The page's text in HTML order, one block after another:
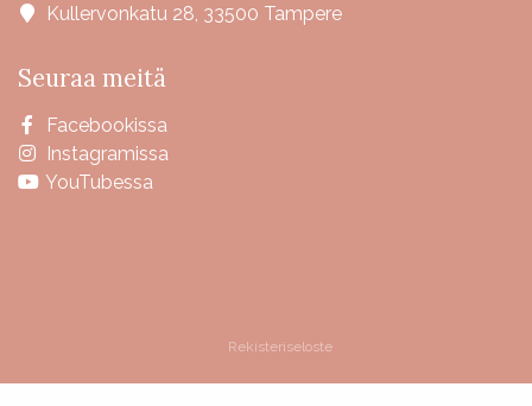
Kullervonkatu 28, 33500 Tampere
Seuraa meitä
Facebookissa
Instagramissa
YouTubessa
Rekisteriseloste